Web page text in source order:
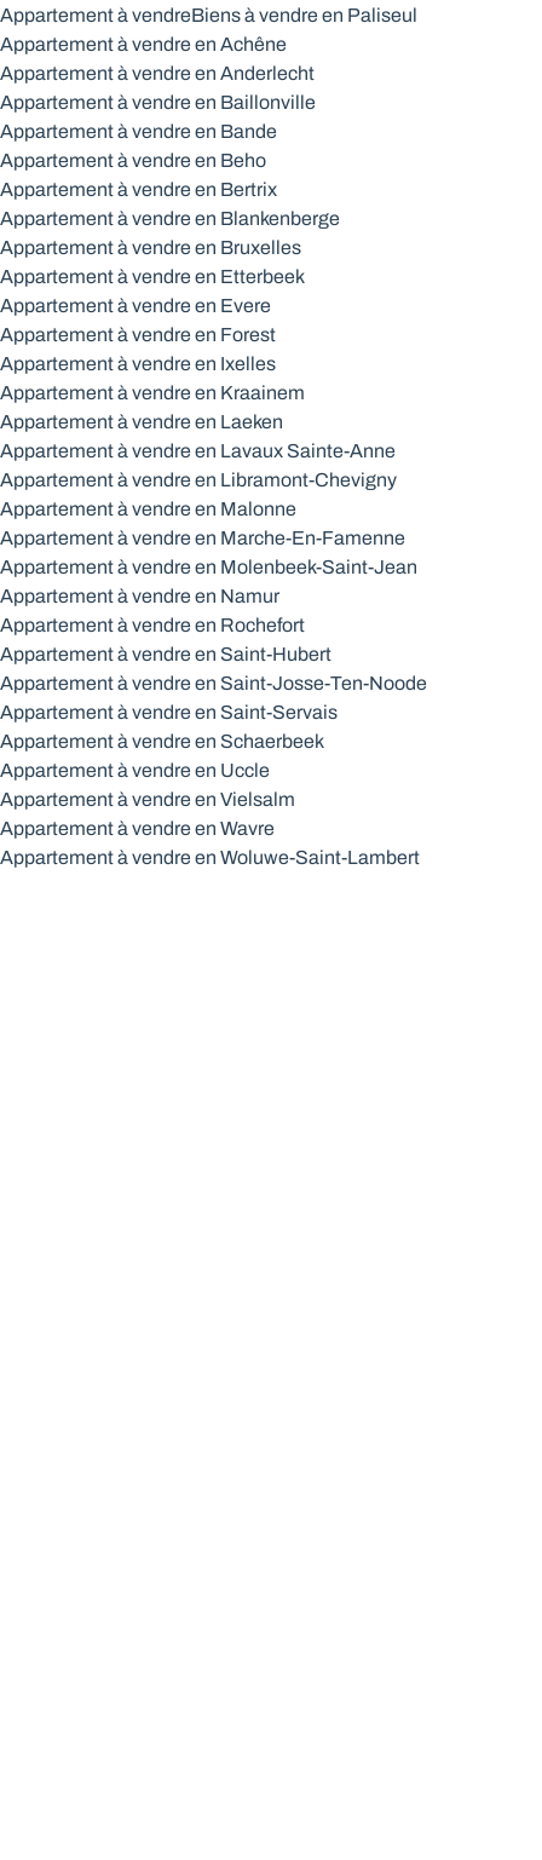
Max. budget
Chercher
Appartement à vendreBiens à vendre en Paliseul
Appartement à vendre en Achêne
Appartement à vendre en Anderlecht
Appartement à vendre en Baillonville
Appartement à vendre en Bande
Appartement à vendre en Beho
Appartement à vendre en Bertrix
Appartement à vendre en Blankenberge
Appartement à vendre en Bruxelles
Appartement à vendre en Etterbeek
Appartement à vendre en Evere
Appartement à vendre en Forest
Appartement à vendre en Ixelles
Appartement à vendre en Kraainem
Appartement à vendre en Laeken
Appartement à vendre en Lavaux Sainte-Anne
Appartement à vendre en Libramont-Chevigny
Appartement à vendre en Malonne
Appartement à vendre en Marche-En-Famenne
Appartement à vendre en Molenbeek-Saint-Jean
Appartement à vendre en Namur
Appartement à vendre en Rochefort
Appartement à vendre en Saint-Hubert
Appartement à vendre en Saint-Josse-Ten-Noode
Appartement à vendre en Saint-Servais
Appartement à vendre en Schaerbeek
Appartement à vendre en Uccle
Appartement à vendre en Vielsalm
Appartement à vendre en Wavre
Appartement à vendre en Woluwe-Saint-Lambert